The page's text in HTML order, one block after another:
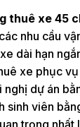
thuê xe 45
nhu cầu
dài hạn
xe phục
nghị dự án
sinh viên
trọng nhất